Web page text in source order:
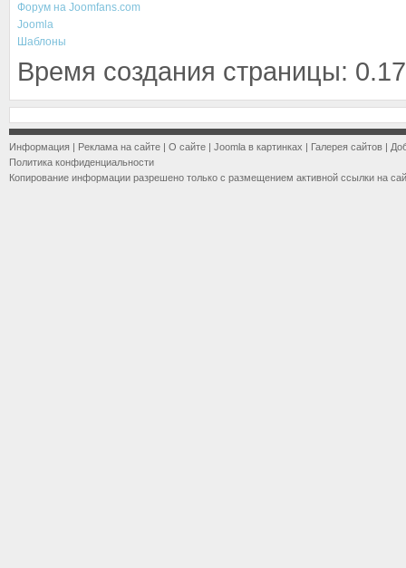
Форум на Joomfans.com
Joomla
Шаблоны
Время создания страницы:
Информация | Реклама на сайте | О сайте | Joomla в картинках | Галерея сайтов |
Политика конфиденциальности
Копирование информации разрешено только с размещением активной ссылки на